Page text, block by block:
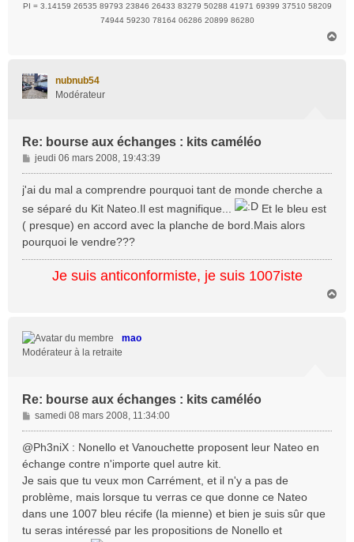
PI = 3.14159 26535 89793 23846 26433 83279 50288 41971 69399 37510 58209
74944 59230 78164 06286 20899 86280
nubnub54
Modérateur
Re: bourse aux échanges : kits caméléo
M
e
s
a
g
e
jeudi 06 mars 2008, 19:43:39
j'ai du mal a comprendre pourquoi tant de monde cherche a
se séparé du Kit Nateo.Il est magnifique...
Et le bleu est
( presque) en accord avec la planche de bord.Mais alors
pourquoi le vendre???
Je suis anticonformiste, je suis 1007iste
mao
Modérateur à la retraite
Re: bourse aux échanges : kits caméléo
M
e
s
s
g
e
samedi 08 mars 2008, 11:34:00
@Ph3niX : Nonello et Vanouchette proposent leur Nateo en
échange contre n'importe quel autre kit.
Je sais que tu veux mon Carrément, et il n'y a pas de
problème, mais lorsque tu verras ce que donne ce Nateo
dans une 1007 bleu récife (la mienne) et bien je suis sûr que
tu seras intéressé par les propositions de Nonello et